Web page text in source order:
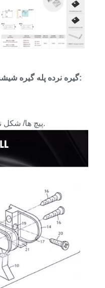
گیره نرده پله گیره شیشه ای مربع شامل موارد زیر است:
صفحه جانبی شیشه ای 2 x پیچ ها/ شکل نصب.